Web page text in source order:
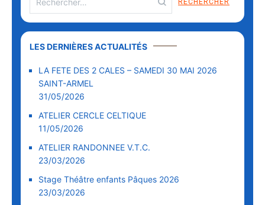
LES DERNIÈRES ACTUALITÉS
LA FETE DES 2 CALES – SAMEDI 30 MAI 2026
SAINT-ARMEL
31/05/2026
ATELIER CERCLE CELTIQUE
11/05/2026
ATELIER RANDONNEE V.T.C.
23/03/2026
Stage Théâtre enfants Pâques 2026
23/03/2026